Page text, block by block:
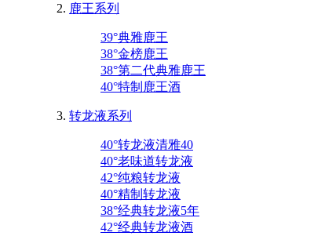
鹿王系列
39°典雅鹿王
38°金榜鹿王
38°第二代典雅鹿王
40°特制鹿王酒
转龙液系列
40°转龙液清雅40
40°老味道转龙液
42°纯粮转龙液
40°精制转龙液
38°经典转龙液5年
42°经典转龙液酒